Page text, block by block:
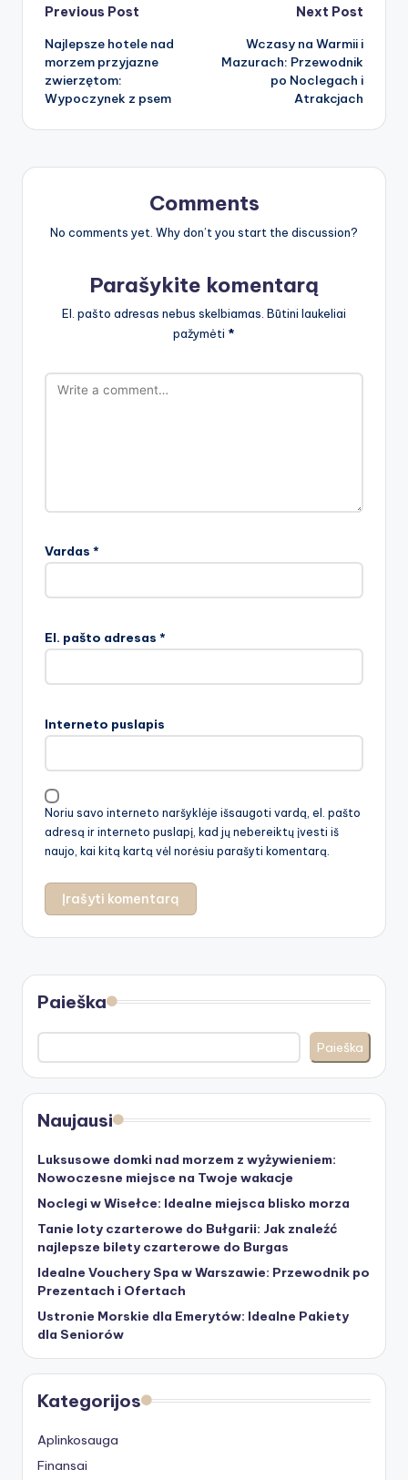
Post
navigation
Previous Post
Najlepsze hotele nad
morzem przyjazne
zwierzętom:
Wypoczynek z psem
Next Post
Wczasy na Warmii i
Mazurach: Przewodnik
po Noclegach i
Atrakcjach
Comments
No comments yet. Why don’t you start the discussion?
Parašykite komentarą
El. pašto adresas nebus skelbiamas. Būtini laukeliai
pažymėti *
Vardas *
El. pašto adresas *
Interneto puslapis
Noriu savo interneto naršyklėje išsaugoti vardą, el. pašto
adresą ir interneto puslapį, kad jų nebereiktų įvesti iš
naujo, kai kitą kartą vėl norėsiu parašyti komentarą.
Paieška
Paieška
Naujausi
Luksusowe domki nad morzem z wyżywieniem:
Nowoczesne miejsce na Twoje wakacje
Noclegi w Wisełce: Idealne miejsca blisko morza
Tanie loty czarterowe do Bułgarii: Jak znaleźć
najlepsze bilety czarterowe do Burgas
Idealne Vouchery Spa w Warszawie: Przewodnik po
Prezentach i Ofertach
Ustronie Morskie dla Emerytów: Idealne Pakiety
dla Seniorów
Kategorijos
Aplinkosauga
Finansai